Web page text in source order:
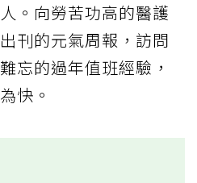
。向勞苦功高的醫護
刊的元氣周報，訪問
忘的過年值班經驗，
快。